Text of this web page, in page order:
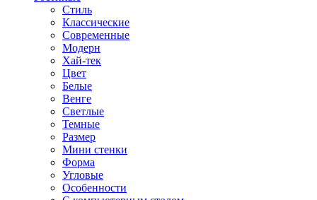
Стиль
Классические
Современные
Модерн
Хай-тек
Цвет
Белые
Венге
Светлые
Темные
Размер
Мини стенки
Форма
Угловые
Особенности